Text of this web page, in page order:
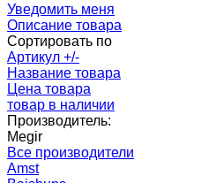
Уведомить меня
Описание товара
Сортировать по
Артикул +/-
Название товара
Цена товара
товар в наличии
Производитель:
Megir
Все производители
Amst